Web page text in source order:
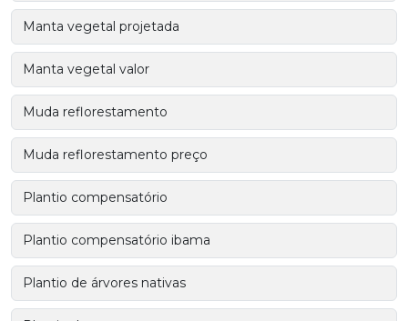
Manta vegetal projetada
Manta vegetal valor
Muda reflorestamento
Muda reflorestamento preço
Plantio compensatório
Plantio compensatório ibama
Plantio de árvores nativas